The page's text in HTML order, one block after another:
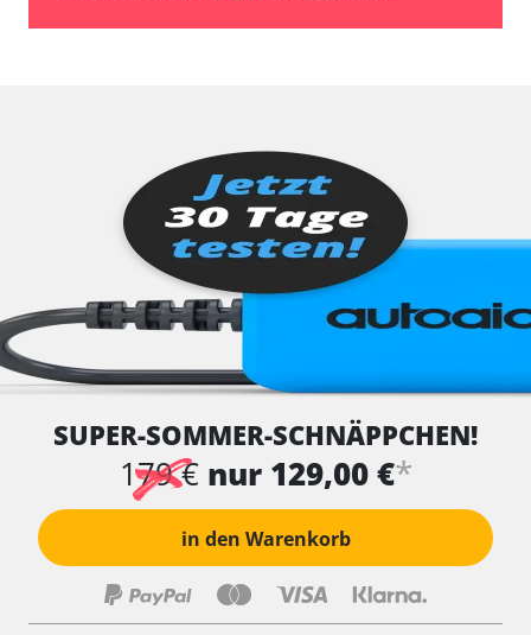
SUPER-SOMMER-SCHNÄPPCHEN!
179 € nur 129,00 €*
in den Warenkorb